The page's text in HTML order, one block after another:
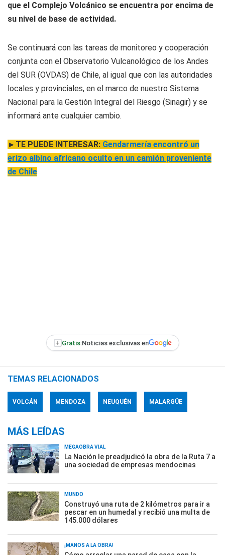
que el Complejo Volcánico se encuentra por encima de
su nivel de base de actividad.
Se continuará con las tareas de monitoreo y cooperación
conjunta con el Observatorio Vulcanológico de los Andes
del SUR (OVDAS) de Chile, al igual que con las autoridades
locales y provinciales, en el marco de nuestro Sistema
Nacional para la Gestión Integral del Riesgo (Sinagir) y se
informará ante cualquier cambio.
►TE PUEDE INTERESAR: Gendarmería encontró un
erizo albino africano oculto en un camión proveniente
de Chile
+ Gratis:Noticias exclusivas en
TEMAS RELACIONADOS
VOLCÁN MENDOZA NEUQUÉN MALARGÜE
MÁS LEÍDAS
MEGAOBRA VIAL
La Nación le preadjudicó la obra de la Ruta 7 a
una sociedad de empresas mendocinas
MUNDO
Construyó una ruta de 2 kilómetros para ir a
pescar en un humedal y recibió una multa de
145.000 dólares
¡MANOS A LA OBRA!